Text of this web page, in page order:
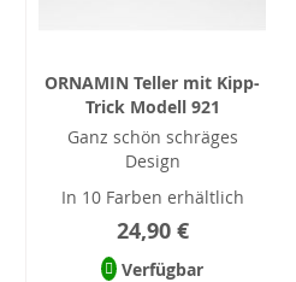
ORNAMIN Teller mit Kipp-
Trick Modell 921
Ganz schön schräges
Design
In 10 Farben erhältlich
24,90 €
Verfügbar